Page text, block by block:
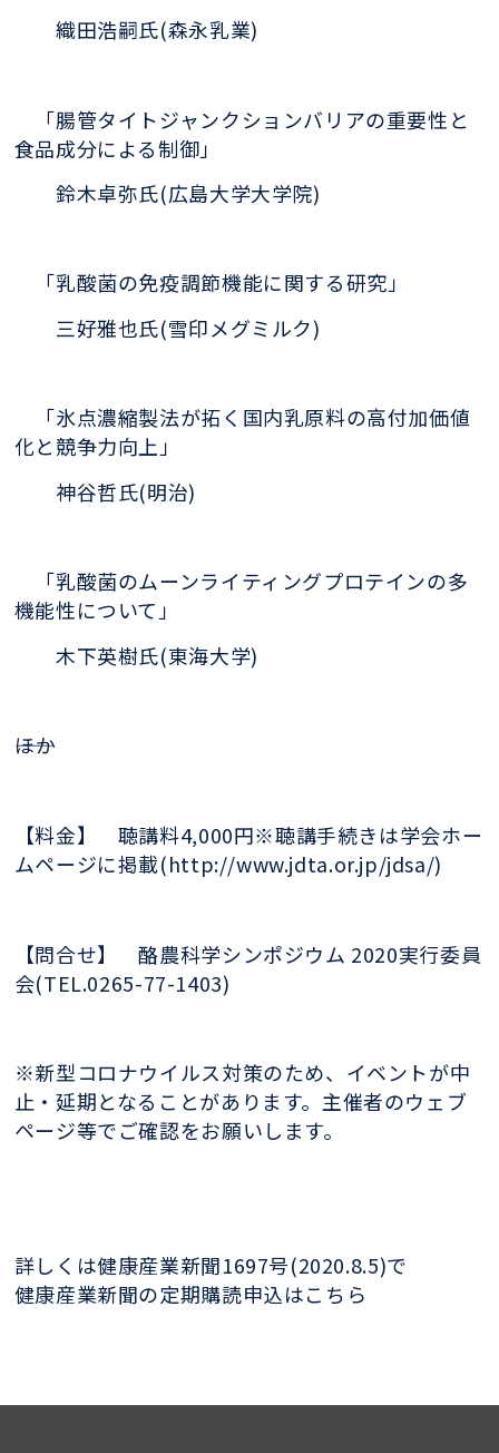
織田浩嗣氏(森永乳業)
「腸管タイトジャンクションバリアの重要性と
食品成分による制御」
鈴木卓弥氏(広島大学大学院)
「乳酸菌の免疫調節機能に関する研究」
三好雅也氏(雪印メグミルク)
「氷点濃縮製法が拓く国内乳原料の高付加価値
化と競争力向上」
神谷哲氏(明治)
「乳酸菌のムーンライティングプロテインの多
機能性について」
木下英樹氏(東海大学)
――ほか
【料金】 聴講料4,000円※聴講手続きは学会ホー
ムページに掲載(http://www.jdta.or.jp/jdsa/)
【問合せ】酪農科学シンポジウム 2020実行委員
会(TEL.0265-77-1403)
※新型コロナウイルス対策のため、イベントが中
止・延期となることがあります。主催者のウェブ
ページ等でご確認をお願いします。
詳しくは健康産業新聞1697号(2020.8.5)で
健康産業新聞の定期購読申込はこちら